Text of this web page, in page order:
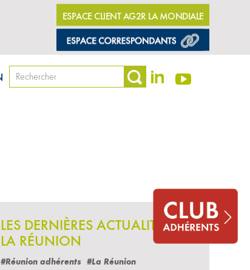
ESPACE CLIENT AG2R LA MONDIALE
LES DERNIÈRES ACTUALITÉS
LA RÉUNION
#Réunion adhérents #La Réunion